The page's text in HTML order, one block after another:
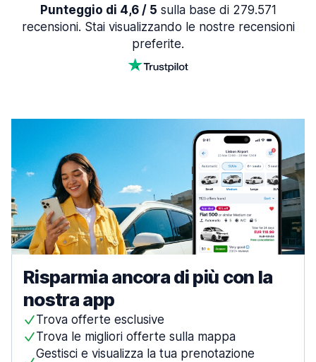
Punteggio di 4,6 / 5 sulla base di 279.571
recensioni. Stai visualizzando le nostre recensioni
preferite.
Risparmia ancora di più con la
nostra app
Trova offerte esclusive
Trova le migliori offerte sulla mappa
Gestisci e visualizza la tua prenotazione